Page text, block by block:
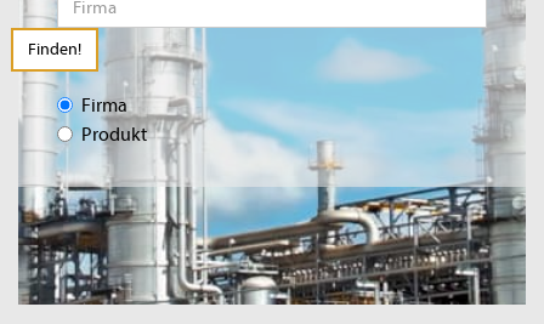
Finden!
Firma
Produkt